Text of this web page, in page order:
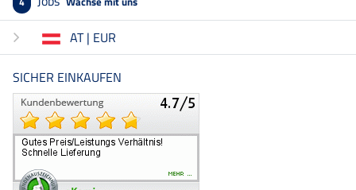
AT | EUR
SICHER EINKAUFEN